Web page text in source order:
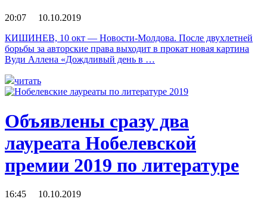
20:07 10.10.2019
КИШИНЕВ, 10 окт — Новости-Молдова. После двухлетней
борьбы за авторские права выходит в прокат новая картина
Вуди Аллена «Дождливый день в …
читать
Объявлены сразу два
лауреата Нобелевской
премии 2019 по литературе
16:45 10.10.2019